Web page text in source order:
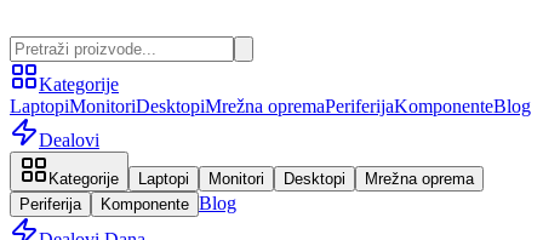
Kategorije
LaptopiMonitoriDesktopiMrežna opremaPeriferijaKomponenteBlog
Dealovi
Kategorije Laptopi Monitori Desktopi
Mrežna oprema
Periferija
Komponente Blog